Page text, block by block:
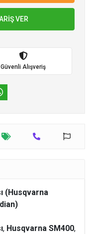
VER
Güvenli Alışveriş
(Husqvarna
, Husqvarna SM400,